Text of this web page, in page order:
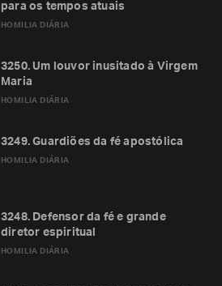
HOMILIA DIÁRIA
para os tempos atuais
HOMILIA DIÁRIA
3250. Um louvor inusitado à Virgem
Maria
HOMILIA DIÁRIA
3249. Guardiões da fé apostólica
HOMILIA DIÁRIA
3248. Defensor da fé e grande
diretor espiritual